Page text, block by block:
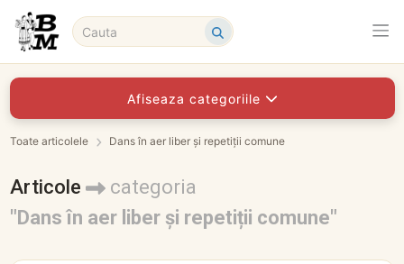
Afiseaza categoriile
Toate articolele Dans în aer liber și repetiții comune
Articole
categoria
"Dans în aer liber și repetiții comune"